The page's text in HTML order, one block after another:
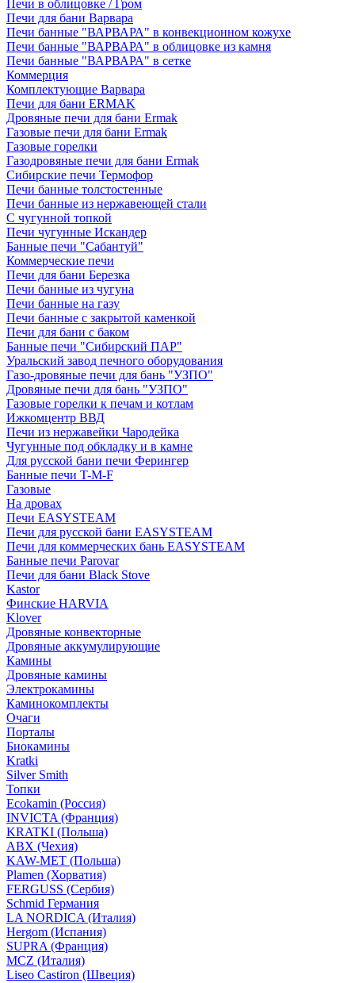
Печи в облицовке / Гром
Печи для бани Варвара
Печи банные "ВАРВАРА" в конвекционном кожухе
Печи банные "ВАРВАРА" в облицовке из камня
Печи банные "ВАРВАРА" в сетке
Коммерция
Комплектующие Варвара
Печи для бани ERMAK
Дровяные печи для бани Ermak
Газовые печи для бани Ermak
Газовые горелки
Газодровяные печи для бани Ermak
Сибирские печи Термофор
Печи банные толстостенные
Печи банные из нержавеющей стали
С чугунной топкой
Печи чугунные Искандер
Банные печи "Сабантуй"
Коммерческие печи
Печи для бани Березка
Печи банные из чугуна
Печи банные на газу
Печи банные с закрытой каменкой
Печи для бани с баком
Банные печи "Сибирский ПАР"
Уральский завод печного оборудования
Газо-дровяные печи для бань "УЗПО"
Дровяные печи для бань "УЗПО"
Газовые горелки к печам и котлам
Ижкомцентр ВВД
Печи из нержавейки Чародейка
Чугунные под обкладку и в камне
Для русской бани печи Ферингер
Банные печи T-M-F
Газовые
На дровах
Печи EASYSTEAM
Печи для русской бани EASYSTEAM
Печи для коммерческих бань EASYSTEAM
Банные печи Parovar
Печи для бани Black Stove
Kastor
Финские HARVIA
Klover
Дровяные конвекторные
Дровяные аккумулирующие
Камины
Дровяные камины
Электрокамины
Каминокомплекты
Очаги
Порталы
Биокамины
Kratki
Silver Smith
Топки
Ecokamin (Россия)
INVICTA (Франция)
KRATKI (Польша)
ABX (Чехия)
KAW-MET (Польша)
Plamen (Хорватия)
FERGUSS (Сербия)
Schmid Германия
LA NORDICA (Италия)
Hergom (Испания)
SUPRA (Франция)
MCZ (Италия)
Liseo Castiron (Швеция)